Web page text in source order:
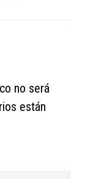
no será
están